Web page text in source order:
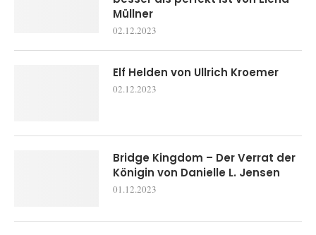
Müllner
02.12.2023
Elf Helden von Ullrich Kroemer
02.12.2023
Bridge Kingdom – Der Verrat der
Königin von Danielle L. Jensen
01.12.2023